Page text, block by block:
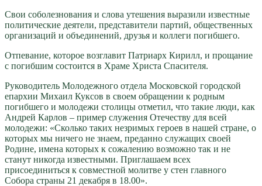
Свои соболезнования и слова утешения выразили известные
политические деятели, представители партий, общественных
организаций и объединений, друзья и коллеги погибшего.
Отпевание, которое возглавит Патриарх Кирилл, и прощание
с погибшим состоится в Храме Христа Спасителя.
Руководитель Молодежного отдела Московской городской
епархии Михаил Куксов в своем обращении к родным
погибшего и молодежи столицы отметил, что такие люди, как
Андрей Карлов – пример служения Отечеству для всей
молодежи: «Сколько таких незримых героев в нашей стране, о
которых мы ничего не знаем, преданно служащих своей
Родине, имена которых к сожалению возможно так и не
станут никогда известными. Приглашаем всех
присоединиться к совместной молитве у стен главного
Собора страны 21 декабря в 18.00».